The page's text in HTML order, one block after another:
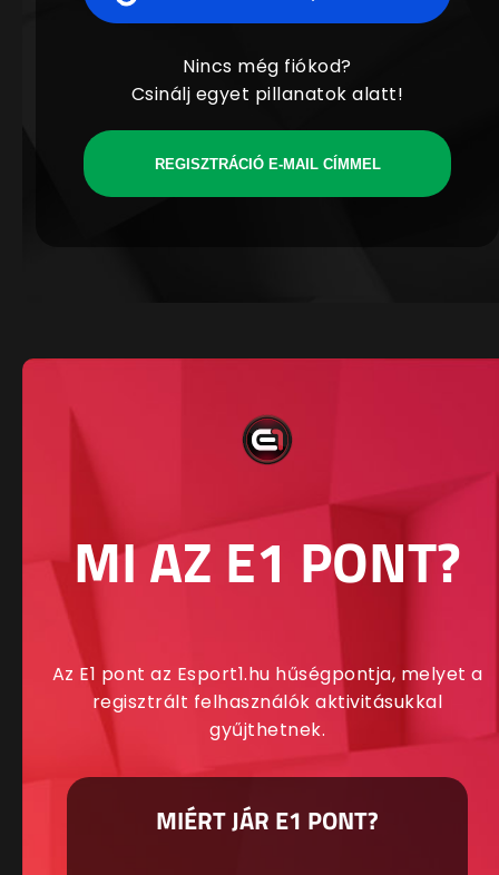
Nincs még fiókod?
Csinálj egyet pillanatok alatt!
REGISZTRÁCIÓ E-MAIL CÍMMEL
MI AZ E1 PONT?
Az E1 pont az Esport1.hu hűségpontja, melyet a
regisztrált felhasználók aktivitásukkal
gyűjthetnek.
MIÉRT JÁR E1 PONT?